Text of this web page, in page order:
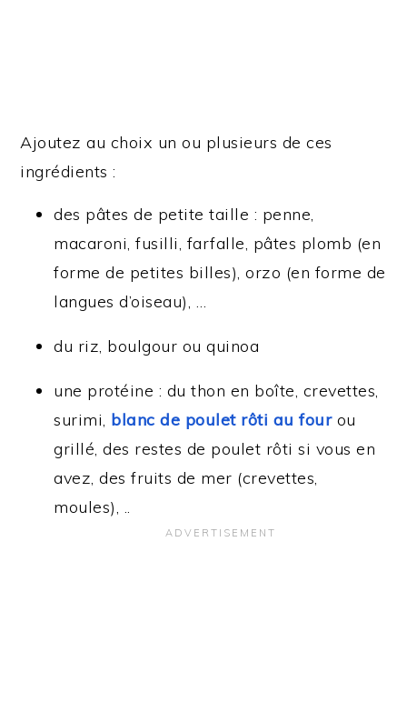
Ajoutez au choix un ou plusieurs de ces
ingrédients :
des pâtes de petite taille : penne,
macaroni, fusilli, farfalle, pâtes plomb (en
forme de petites billes), orzo (en forme de
langues d’oiseau), …
du riz, boulgour ou quinoa
une protéine : du thon en boîte, crevettes,
surimi, blanc de poulet rôti au fourou
grillé, des restes de poulet rôti si vous en
avez, des fruits de mer (crevettes,
moules), ..